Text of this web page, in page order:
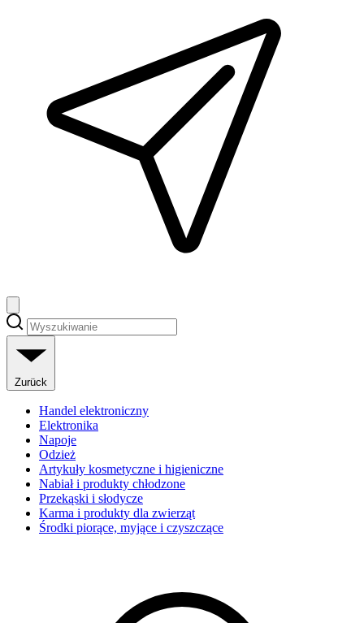
Zurück
Handel elektroniczny
Elektronika
Napoje
Odzież
Artykuły kosmetyczne i higieniczne
Nabiał i produkty chłodzone
Przekąski i słodycze
Karma i produkty dla zwierząt
Środki piorące, myjące i czyszczące